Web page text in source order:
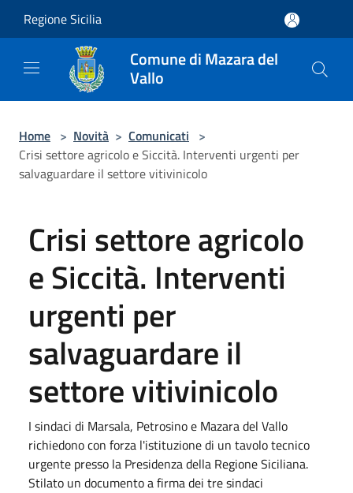
Regione Sicilia
Comune di Mazara del
Vallo
Home > Novità > Comunicati >
Crisi settore agricolo e Siccità. Interventi urgenti per
salvaguardare il settore vitivinicolo
Crisi settore agricolo
e Siccità. Interventi
urgenti per
salvaguardare il
settore vitivinicolo
I sindaci di Marsala, Petrosino e Mazara del Vallo
richiedono con forza l'istituzione di un tavolo tecnico
urgente presso la Presidenza della Regione Siciliana.
Stilato un documento a firma dei tre sindaci